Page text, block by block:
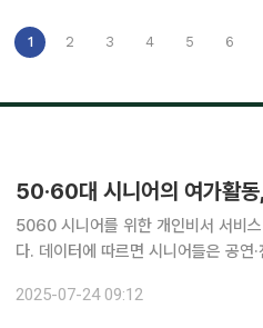
1 2 3 4 5 6
50·60대 시니어의 여가활동
5060 시니어를 위한 개인비서 서비
다. 데이터에 따르면 시니어들은 공연
스다. AI 기술과 실제 비서학과 출신
2025-07-24 09:12